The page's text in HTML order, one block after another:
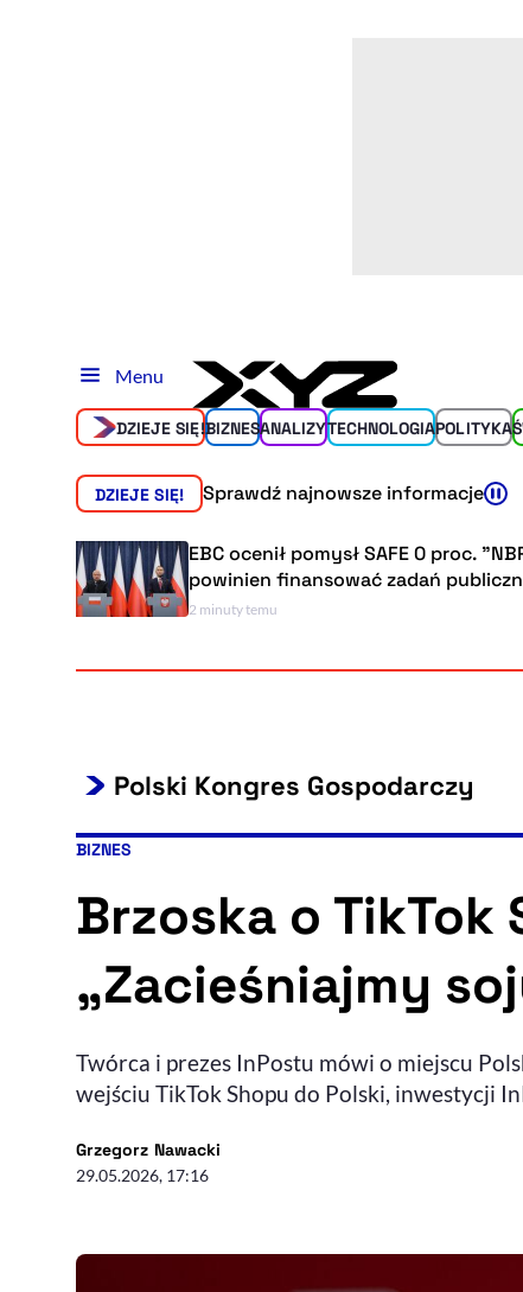
Menu
DZIEJE SIĘ!BIZNESANALIZYTECHNOLOGIAPOLITYKA
DZIEJE SIĘ! Sprawdź najnowsze informacje
EBC ocenił pomysł SAFE 0 proc. "NBP nie
powinien finansować zadań publicznych"
2 minuty temu
Polski Kongres Gospodarczy
Kategoria artykułu:
BIZNES
Brzoska o TikTok
„Zacieśniajmy
Twórca i prezes InPostu mówi o miejscu
wejściu TikTok Shopu do Polski, inwestycji
Grzegorz Nawacki
29.05.2026, 17:16